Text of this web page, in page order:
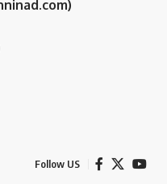
Follow US